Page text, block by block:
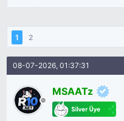
1 2
08-07-2026, 01:37:31
MSAATz